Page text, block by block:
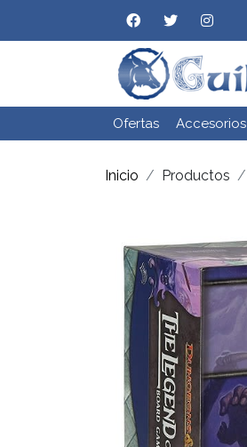
Ofertas Accesorios
Inicio Productos